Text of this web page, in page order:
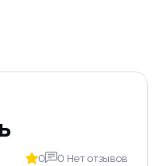
0 0 Нет отзывов